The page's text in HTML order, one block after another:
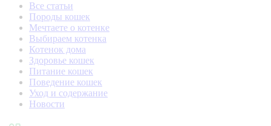
Все статьи
Породы кошек
Мечтаете о котенке
Выбираем котенка
Котенок дома
Здоровье кошек
Питание кошек
Поведение кошек
Уход и содержание
Новости